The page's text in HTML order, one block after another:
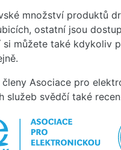
množství produktů
ostatní jsou
si můžete také kdykoliv
členy Asociace pro
služeb svědčí také